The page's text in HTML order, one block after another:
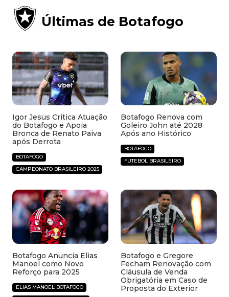
Últimas de Botafogo
Igor Jesus Critica Atuação
do Botafogo e Apoia
Bronca de Renato Paiva
após Derrota
BOTAFOGO
CAMPEONATO BRASILEIRO 2025
Botafogo Renova com
Goleiro John até 2028
Após ano Histórico
BOTAFOGO
FUTEBOL BRASILEIRO
Botafogo Anuncia Elias
Manoel como Novo
Reforço para 2025
ELIAS MANOEL BOTAFOGO
Botafogo e Gregore
Fecham Renovação com
Cláusula de Venda
Obrigatória em Caso de
Proposta do Exterior